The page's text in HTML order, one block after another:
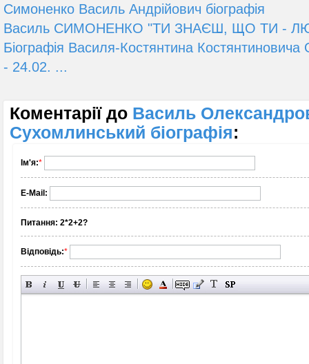
Симоненко Василь Андрійович біографія
Василь СИМОНЕНКО "ТИ ЗНАЄШ, ЩО ТИ -
Біографія Василя-Костянтина Костянтиновича
- 24.02. ...
Коментарії до Василь
Сухомлинський біографія:
Ім'я:*
E-Mail:
Питання: 2*2+2?
Відповідь:*